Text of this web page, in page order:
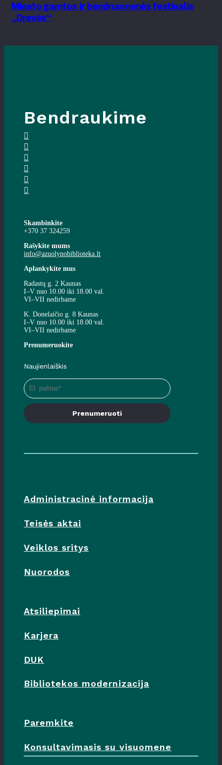
Miesto gamtos ir bendruomenės festivalis
„Drevės“
Bendraukime
Skambinkite
+370 37 324259
Rašykite mums
info@azuolynobiblioteka.lt
Aplankykite mus
Radastų g. 2 Kaunas
I–V nuo 10.00 iki 18.00 val.
VI–VII nedirbame
K. Donelaičio g. 8 Kaunas
I–V nuo 10.00 iki 18.00 val.
VI–VII nedirbame
Prenumeruokite
Naujienlaiškis
Prenumeruoti
Administracinė informacija
Teisės aktai
Veiklos sritys
Nuorodos
Atsiliepimai
Karjera
DUK
Bibliotekos modernizacija
Paremkite
Konsultavimasis su visuomene